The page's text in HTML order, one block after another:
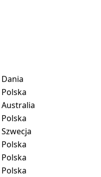
Dania
Polska
Australia
Polska
Szwecja
Polska
Polska
Polska